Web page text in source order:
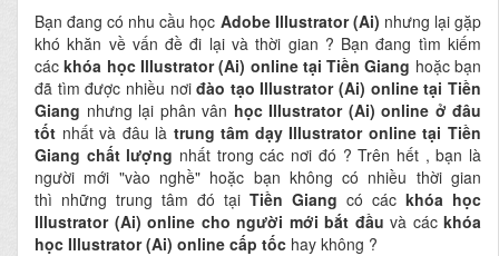
Bạn đang có nhu cầu học Adobe Illustrator (Ai) nhưng lại gặp
khó khăn về vấn đề đi lại và thời gian ? Bạn đang tìm kiếm
cáckhóa học Illustrator (Ai) online tại Tiền Giang hoặc bạn
đã tìm được nhiều nơiđào tạo Illustrator (Ai) online tại Tiền
Giang nhưng lại phân vân học Illustrator (Ai) online ở đâu
tốt nhất và đâu là trung tâm dạy Illustrator online tại Tiền
Giang chất lượng nhất trong các nơi đó ? Trên hết , bạn là
người mới "vào nghề" hoặc bạn không có nhiều thời gian
thì những trung tâm đó tại Tiền Giang có các khóa học
Illustrator (Ai) online cho người mới bắt đầu và các khóa
học Illustrator (Ai) online cấp tốc hay không ?